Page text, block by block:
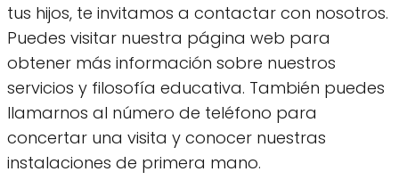
tus hijos, te invitamos a contactar con nosotros.
Puedes visitar nuestra página web para
obtener más información sobre nuestros
servicios y filosofía educativa. También puedes
llamarnos al número de teléfono para
concertar una visita y conocer nuestras
instalaciones de primera mano.